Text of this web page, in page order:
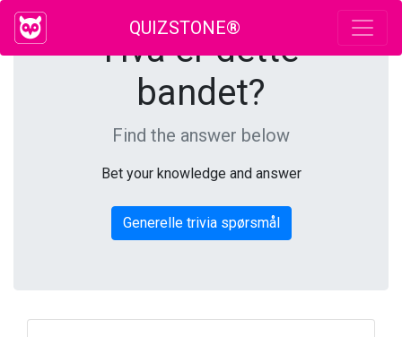
QUIZSTONE®
Hva er dette
bandet?
Find the answer below
Bet your knowledge and answer
Generelle trivia spørsmål